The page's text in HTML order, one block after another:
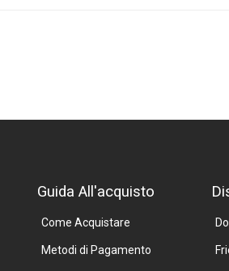
Guida All'acquisto
Come Acquistare
Metodi di Pagamento